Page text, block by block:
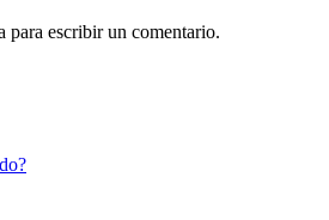
para escribir un comentario.